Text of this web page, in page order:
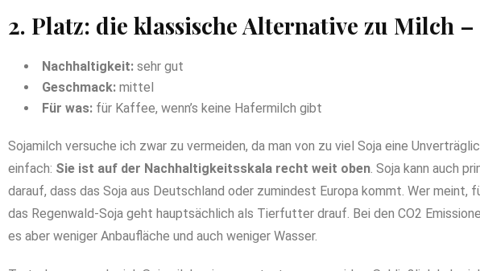
2. Platz: die klassische Alternative zu Milch
Nachhaltigkeit: sehr gut
Geschmack: mittel
Für was: für Kaffee, wenn’s keine Hafermilch gibt
Sojamilch versuche ich zwar zu vermeiden, da man von zu viel Soja eine
einfach: Sie ist auf der Nachhaltigkeitsskala recht weit oben. Soja kann auch
darauf, dass das Soja aus Deutschland oder zumindest Europa kommt. Wer
das Regenwald-Soja geht hauptsächlich als Tierfutter drauf. Bei den CO2
es aber weniger Anbaufläche und auch weniger Wasser.